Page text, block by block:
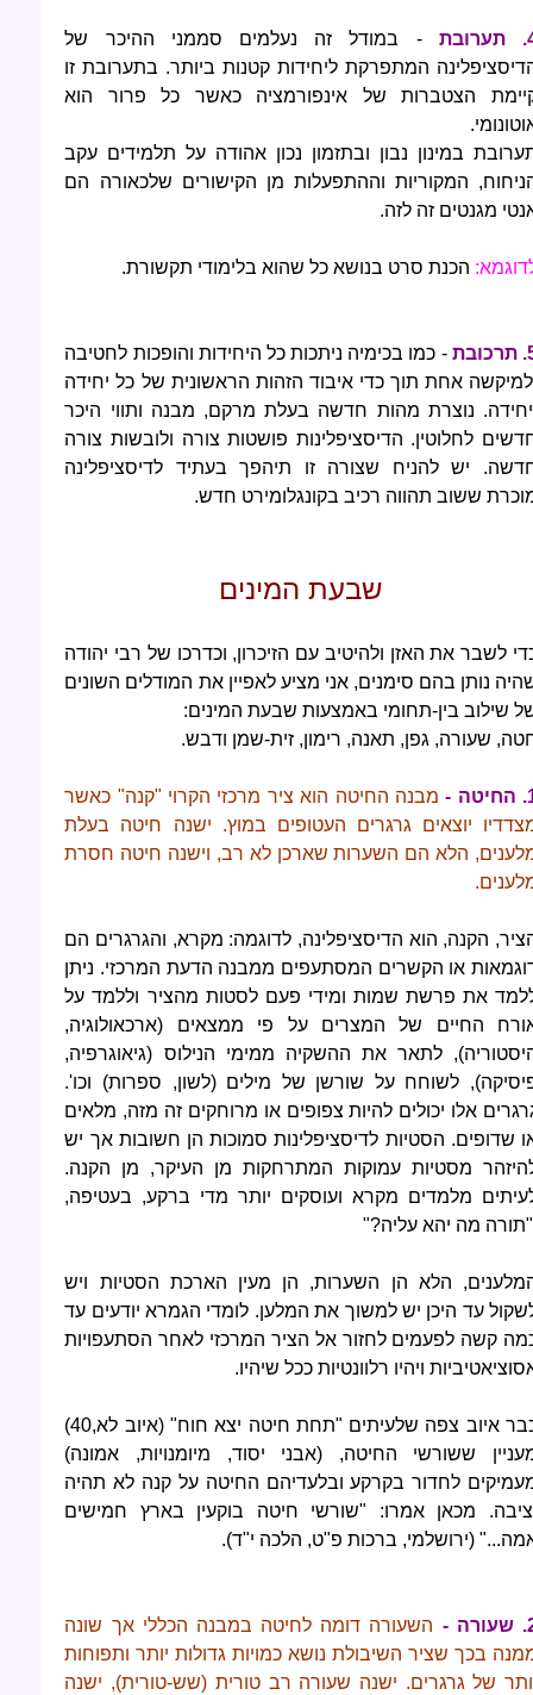
- במודל זה נעלמים סממני ההיכר של
המתפרקת ליחידות קטנות ביותר. בתערובת זו
הצטברות של אינפורמציה כאשר כל פרור הוא
במינון נבון ובתזמון נכון אהודה על תלמידים עקב
המקוריות וההתפעלות מן הקישורים שלכאורה הם
מגנטים זה לזה.
הכנת סרט בנושא כל שהוא בלימודי תקשורת.
- כמו בכימיה ניתכות כל היחידות והופכות לחטיבה
אחת תוך כדי איבוד הזהות הראשונית של כל יחידה
נוצרת מהות חדשה בעלת מרקם, מבנה ותווי היכר
לחלוטין. הדיסציפלינות פושטות צורה ולובשות צורה
יש להניח שצורה זו תיהפך בעתיד לדיסציפלינה
ששוב תהווה רכיב בקונגלומירט חדש.
שבעת המינים
לשבר את האזן ולהיטיב עם הזיכרון, וכדרכו של רבי יהודה
נותן בהם סימנים, אני מציע לאפיין את המודלים השונים
שילוב בין-תחומי באמצעות שבעת המינים:
שעורה, גפן, תאנה, רימון, זית-שמן ודבש.
- מבנה החיטה הוא ציר מרכזי הקרוי "קנה" כאשר
יוצאים גרגרים העטופים במוץ. ישנה חיטה בעלת
הלא הם השערות שארכן לא רב, וישנה חיטה חסרת
הקנה, הוא הדיסציפלינה, לדוגמה: מקרא, והגרגרים הם
או הקשרים המסתעפים ממבנה הדעת המרכזי. ניתן
את פרשת שמות ומידי פעם לסטות מהציר וללמד על
החיים של המצרים על פי ממצאים (ארכאולוגיה,
לתאר את ההשקיה ממימי הנילוס (גיאוגרפיה,
לשוחח על שורשן של מילים (לשון, ספרות) וכו'.
אלו יכולים להיות צפופים או מרוחקים זה מזה, מלאים
שדופים. הסטיות לדיסציפלינות סמוכות הן חשובות אך יש
מסטיות עמוקות המתרחקות מן העיקר, מן הקנה.
מלמדים מקרא ועוסקים יותר מדי ברקע, בעטיפה,
מה יהא עליה?"
הלא הן השערות, הן מעין הארכת הסטיות ויש
עד היכן יש למשוך את המלען. לומדי הגמרא יודעים עד
קשה לפעמים לחזור אל הציר המרכזי לאחר הסתעפויות
ויהיו רלוונטיות ככל שיהיו.
כבר איוב צפה שלעיתים "תחת חיטה יצא חוח" (איוב לא,40)
ששורשי החיטה, (אבני יסוד, מיומנויות, אמונה)
לחדור בקרקע ובלעדיהם החיטה על קנה לא תהיה
מכאן אמרו: "שורשי חיטה בוקעין בארץ חמישים
(ירושלמי, ברכות פ"ט, הלכה י"ד).
- השעורה דומה לחיטה במבנה הכללי אך שונה
בכך שציר השיבולת נושא כמויות גדולות יותר ותפוחות
של גרגרים. ישנה שעורה רב טורית (שש-טורית), ישנה